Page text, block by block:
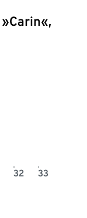
32 33